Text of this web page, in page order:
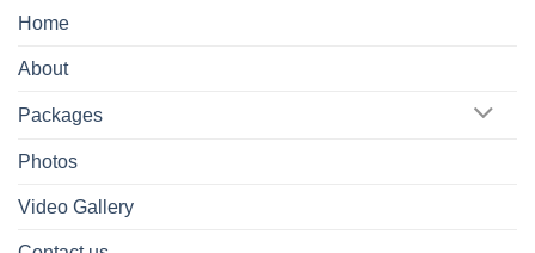
Home
About
Packages
Photos
Video Gallery